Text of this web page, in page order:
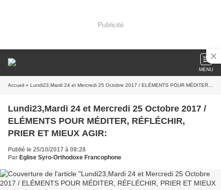
Publicité
MENU
Accueil » Lundi23,Mardi 24 et Mercredi 25 Octobre 2017 / ELÉMENTS POUR MÉDITER, RÉFLÉCHIR, PRIER ET MIEUX AGIR:
Lundi23,Mardi 24 et Mercredi 25 Octobre 2017 /
ELÉMENTS POUR MÉDITER, RÉFLÉCHIR,
PRIER ET MIEUX AGIR:
Publié le 25/10/2017 à 08:28
Par Eglise Syro-Orthodoxe Francophone